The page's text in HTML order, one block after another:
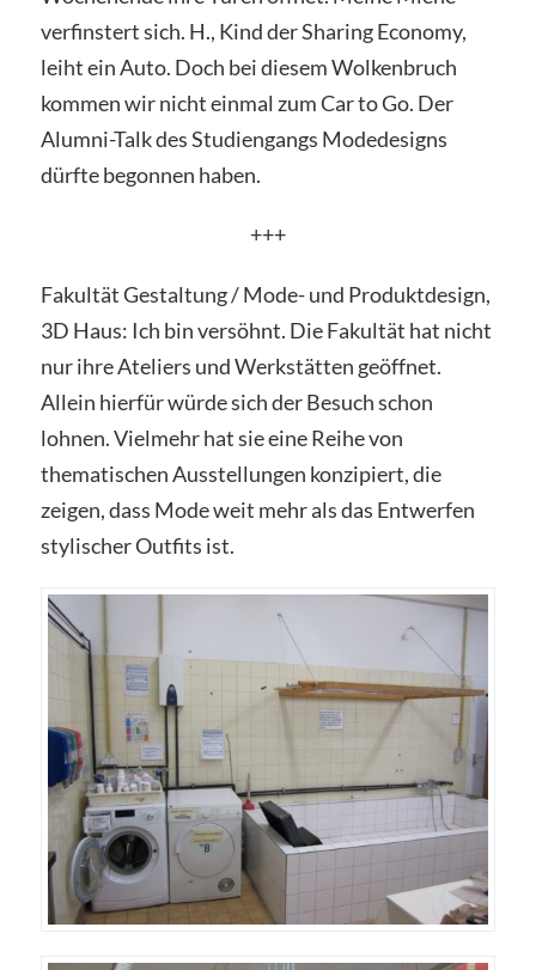
verfinstert sich. H., Kind der Sharing Economy,
leiht ein Auto. Doch bei diesem Wolkenbruch
kommen wir nicht einmal zum Car to Go. Der
Alumni-Talk des Studiengangs Modedesigns
dürfte begonnen haben.
+++
Fakultät Gestaltung / Mode- und Produktdesign,
3D Haus: Ich bin versöhnt. Die Fakultät hat nicht
nur ihre Ateliers und Werkstätten geöffnet.
Allein hierfür würde sich der Besuch schon
lohnen. Vielmehr hat sie eine Reihe von
thematischen Ausstellungen konzipiert, die
zeigen, dass Mode weit mehr als das Entwerfen
stylischer Outfits ist.